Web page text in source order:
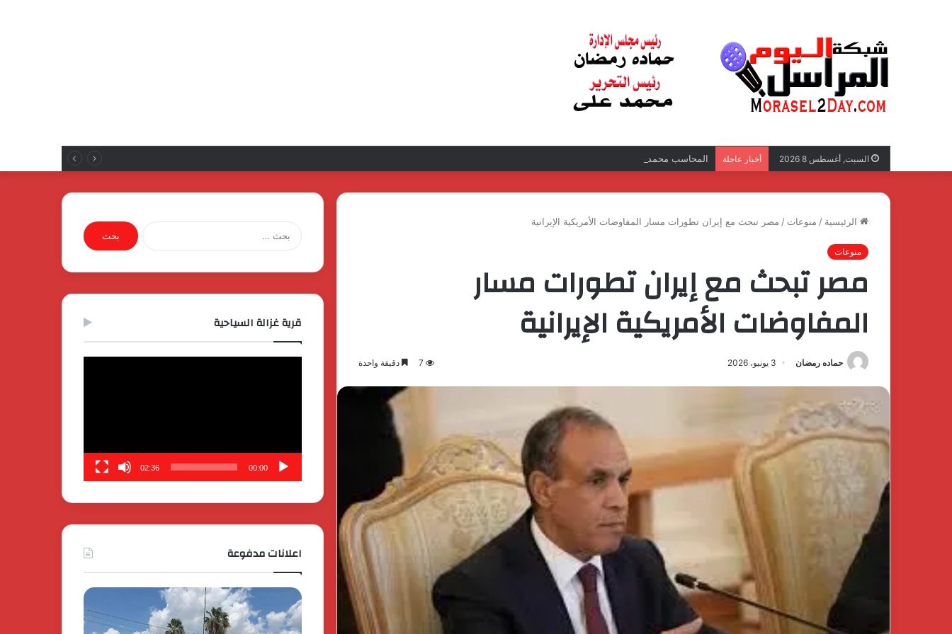
السبت, أغسطس 8 2026 أخبار عاجلة المحاسب محمد نبيل عبد الغفار فولي.. قيادة إدارية ناجحة على رأس فرع إيرادات طامية
الرئيسية / منوعات / مصر تبحث مع إيران تطورات مسار المفاوضات الأمريكية الإيرانية
منوعات
مصر تبحث مع إيران تطورات مسار
المفاوضات الأمريكية الإيرانية
حماده رمضان 3 يونيو، 2026 7 دقيقة واحدة
البحث
عن:
قرية غزالة السياحية
00:00
02:36
اعلانات مدفوعة
The
Group
كايي
موتورز
للسيارات
تفاصيل
إطلاق
قمة